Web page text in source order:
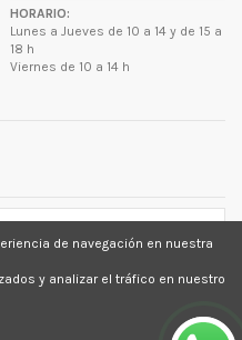
HORARIO:
Lunes a Jueves de 10 a 14 y de 15 a
18 h
Viernes de 10 a 14 h
de navegación en nuestra
y analizar el tráfico en nuestro